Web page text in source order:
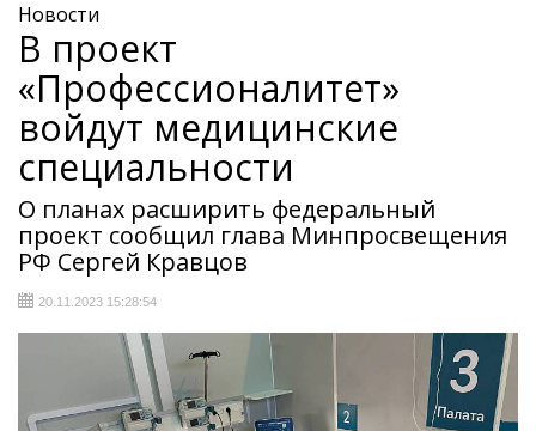
Новости
В проект
«Профессионалитет»
войдут медицинские
специальности
О планах расширить федеральный
проект сообщил глава Минпросвещения
РФ Сергей Кравцов
20.11.2023 15:28:54